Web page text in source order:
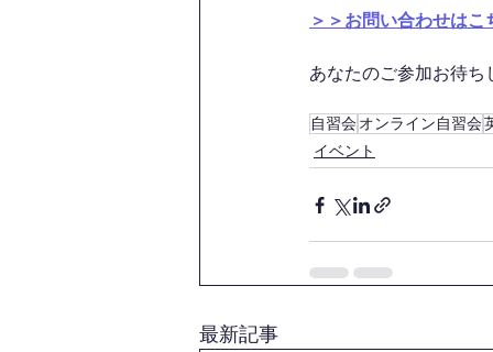
＞＞お問い合わせはこ
あなたのご参加お待
自習会オンライン自習会
イベント
最新記事